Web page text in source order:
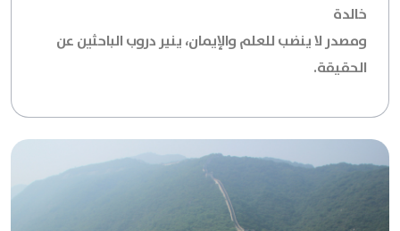
خالدة
ومصدر لا ينضب للعلم والإيمان، ينير دروب الباحثين عن
الحقيقة.